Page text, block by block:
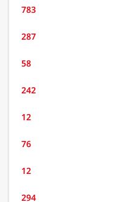
783
287
58
242
12
76
12
294